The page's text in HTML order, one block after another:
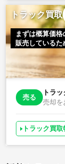
トラック買取
まずは概算価
販売しているた
売る
トラ
売却を
トラック買